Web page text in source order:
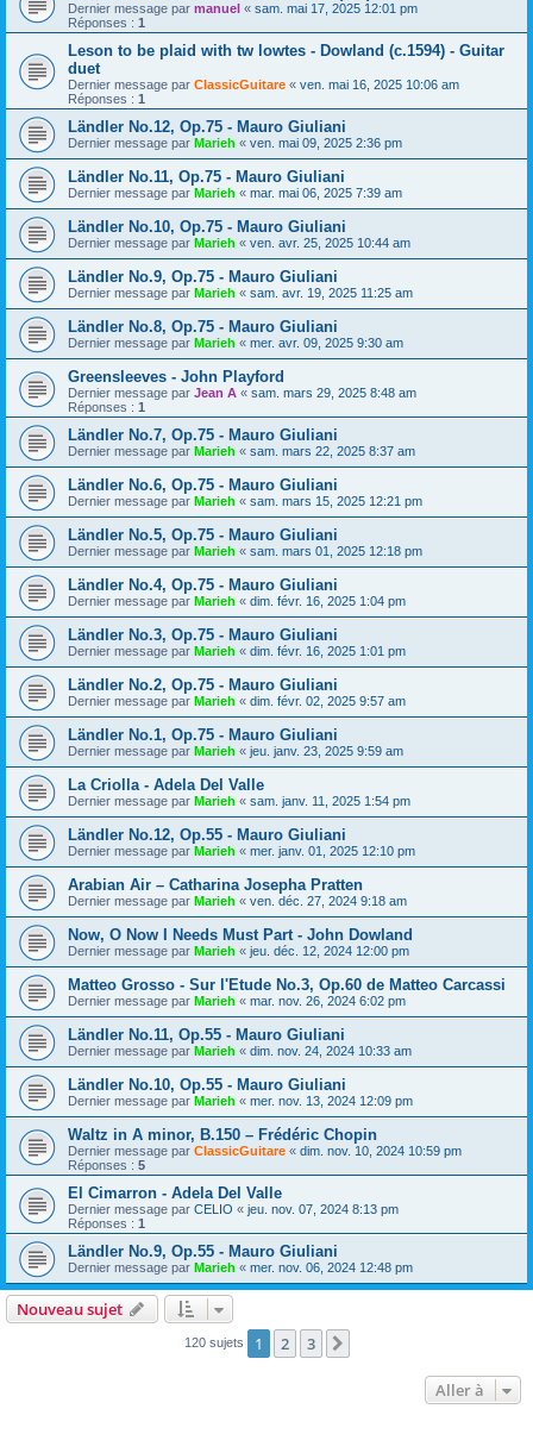
Dernier message par manuel « sam. mai 17, 2025 12:01 pm
Réponses : 1
Leson to be plaid with tw lowtes - Dowland (c.1594) - Guitar
duet
Dernier message par ClassicGuitare « ven. mai 16, 2025 10:06 am
Réponses : 1
Ländler No.12, Op.75 - Mauro Giuliani
Dernier message par Marieh « ven. mai 09, 2025 2:36 pm
Ländler No.11, Op.75 - Mauro Giuliani
Dernier message par Marieh « mar. mai 06, 2025 7:39 am
Ländler No.10, Op.75 - Mauro Giuliani
Dernier message par Marieh « ven. avr. 25, 2025 10:44 am
Ländler No.9, Op.75 - Mauro Giuliani
Dernier message par Marieh « sam. avr. 19, 2025 11:25 am
Ländler No.8, Op.75 - Mauro Giuliani
Dernier message par Marieh « mer. avr. 09, 2025 9:30 am
Greensleeves - John Playford
Dernier message par Jean A « sam. mars 29, 2025 8:48 am
Réponses : 1
Ländler No.7, Op.75 - Mauro Giuliani
Dernier message par Marieh « sam. mars 22, 2025 8:37 am
Ländler No.6, Op.75 - Mauro Giuliani
Dernier message par Marieh « sam. mars 15, 2025 12:21 pm
Ländler No.5, Op.75 - Mauro Giuliani
Dernier message par Marieh « sam. mars 01, 2025 12:18 pm
Ländler No.4, Op.75 - Mauro Giuliani
Dernier message par Marieh « dim. févr. 16, 2025 1:04 pm
Ländler No.3, Op.75 - Mauro Giuliani
Dernier message par Marieh « dim. févr. 16, 2025 1:01 pm
Ländler No.2, Op.75 - Mauro Giuliani
Dernier message par Marieh « dim. févr. 02, 2025 9:57 am
Ländler No.1, Op.75 - Mauro Giuliani
Dernier message par Marieh « jeu. janv. 23, 2025 9:59 am
La Criolla - Adela Del Valle
Dernier message par Marieh « sam. janv. 11, 2025 1:54 pm
Ländler No.12, Op.55 - Mauro Giuliani
Dernier message par Marieh « mer. janv. 01, 2025 12:10 pm
Arabian Air – Catharina Josepha Pratten
Dernier message par Marieh « ven. déc. 27, 2024 9:18 am
Now, O Now I Needs Must Part - John Dowland
Dernier message par Marieh « jeu. déc. 12, 2024 12:00 pm
Matteo Grosso - Sur l'Etude No.3, Op.60 de Matteo Carcassi
Dernier message par Marieh « mar. nov. 26, 2024 6:02 pm
Ländler No.11, Op.55 - Mauro Giuliani
Dernier message par Marieh « dim. nov. 24, 2024 10:33 am
Ländler No.10, Op.55 - Mauro Giuliani
Dernier message par Marieh « mer. nov. 13, 2024 12:09 pm
Waltz in A minor, B.150 – Frédéric Chopin
Dernier message par ClassicGuitare « dim. nov. 10, 2024 10:59 pm
Réponses : 5
El Cimarron - Adela Del Valle
Dernier message par CELIO « jeu. nov. 07, 2024 8:13 pm
Réponses : 1
Ländler No.9, Op.55 - Mauro Giuliani
Dernier message par Marieh « mer. nov. 06, 2024 12:48 pm
Nouveau sujet
120 sujets 1 2 3
Aller à